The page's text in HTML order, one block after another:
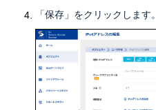
「保存」をクリックします。